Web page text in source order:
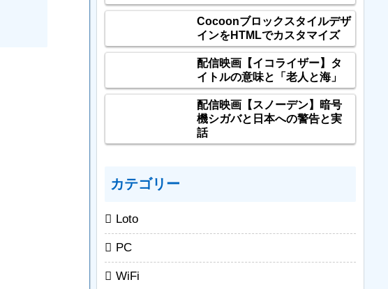
Cocoonブロックスタイルデザ
インをHTMLでカスタマイズ
配信映画【イコライザー】タ
イトルの意味と「老人と海」
配信映画【スノーデン】暗号
機シガバと日本への警告と実
話
カテゴリー
Loto
PC
WiFi